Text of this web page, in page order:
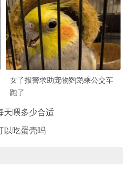
女子报警求助宠物鹦鹉乘公交车
跑了
天喂多少合适
以吃蛋壳吗